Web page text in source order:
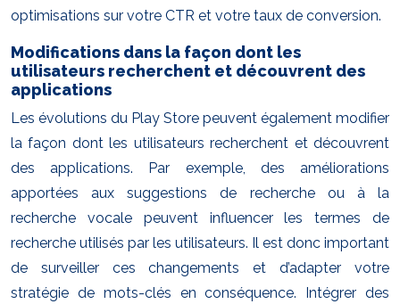
optimisations sur votre CTR et votre taux de conversion.
Modifications dans la façon dont les
utilisateurs recherchent et découvrent des
applications
Les évolutions du Play Store peuvent également modifier
la façon dont les utilisateurs recherchent et découvrent
des applications. Par exemple, des améliorations
apportées aux suggestions de recherche ou à la
recherche vocale peuvent influencer les termes de
recherche utilisés par les utilisateurs. Il est donc important
de surveiller ces changements et d’adapter votre
stratégie de mots-clés en conséquence. Intégrer des